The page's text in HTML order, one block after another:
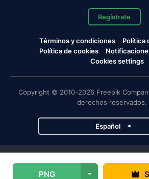
PNG
Regístrate
Términos y condiciones
Política
Política de cookies
Cookies settings
Copyright © 2010-2026 Freepik
derechos reservados.
Español